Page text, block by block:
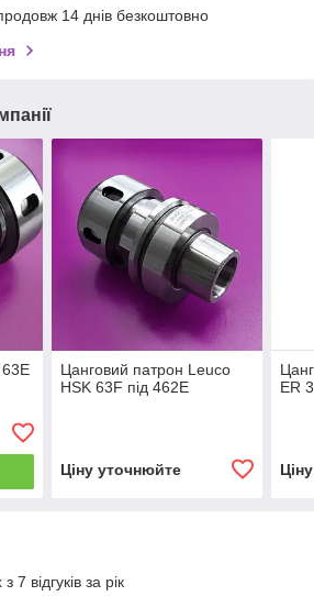
14 днів безкоштовно
Цанговий патрон Leuco
HSK 63F під 462E
Ціну уточнюйте
ER
7 відгуків за рік